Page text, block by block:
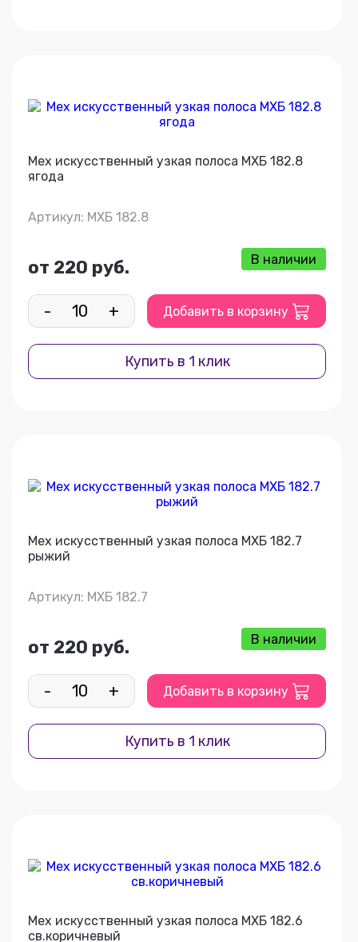
Мех искусственный узкая полоса МХБ 182.8
ягода
Артикул: МХБ 182.8
от 220 руб. В наличии
- + Добавить в корзину
Купить в 1 клик
Мех искусственный узкая полоса МХБ 182.7
рыжий
Артикул: МХБ 182.7
от 220 руб. В наличии
- + Добавить в корзину
Купить в 1 клик
Мех искусственный узкая полоса МХБ 182.6
св.коричневый